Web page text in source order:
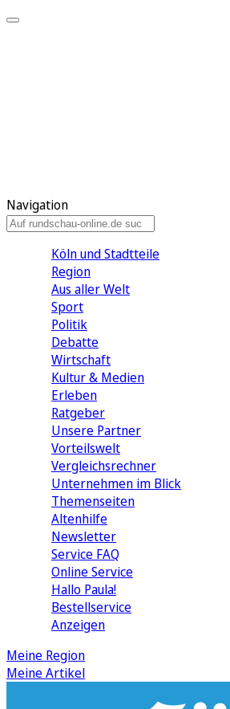
Navigation
Köln und Stadtteile
Region
Aus aller Welt
Sport
Politik
Debatte
Wirtschaft
Kultur & Medien
Erleben
Ratgeber
Unsere Partner
Vorteilswelt
Vergleichsrechner
Unternehmen im Blick
Themenseiten
Altenhilfe
Newsletter
Service FAQ
Online Service
Hallo Paula!
Bestellservice
Anzeigen
Meine Region
Meine Artikel